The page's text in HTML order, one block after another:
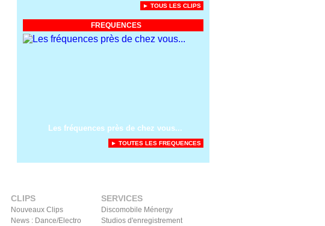
► TOUS LES CLIPS
FREQUENCES
Les fréquences près de chez vous...
► TOUTES LES FREQUENCES
CLIPS
Nouveaux Clips
News : Dance/Electro
SERVICES
Discomobile Ménergy
Studios d'enregistrement